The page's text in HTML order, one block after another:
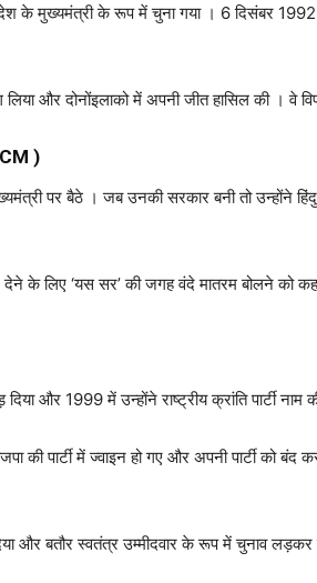
के मुख्यमंत्री के रूप में चुना गया । 6 दिसंबर
और दोनोंइलाको में अपनी जीत हासिल की । वे
)
पर बैठे । जब उनकी सरकार बनी तो उन्होंने
देने के लिए ‘यस सर’ की जगह वंदे मातरम बोलने को
और 1999 में उन्होंने राष्ट्रीय क्रांति पार्टी
की पार्टी में ज्वाइन हो गए और अपनी पार्टी को
और बतौर स्वतंत्र उम्मीदवार के रूप में चुनाव